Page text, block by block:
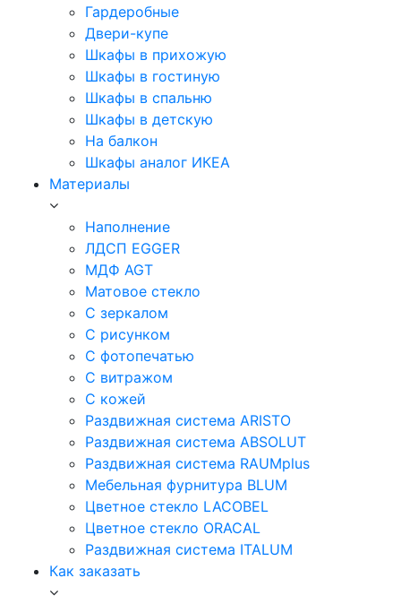
Гардеробные
Двери-купе
Шкафы в прихожую
Шкафы в гостиную
Шкафы в спальню
Шкафы в детскую
На балкон
Шкафы аналог ИКЕА
Материалы
Наполнение
ЛДСП EGGER
МДФ AGT
Матовое стекло
С зеркалом
С рисунком
С фотопечатью
С витражом
С кожей
Раздвижная система ARISTO
Раздвижная система ABSOLUT
Раздвижная система RAUMplus
Мебельная фурнитура BLUM
Цветное стекло LACOBEL
Цветное стекло ORACAL
Раздвижная система ITALUM
Как заказать